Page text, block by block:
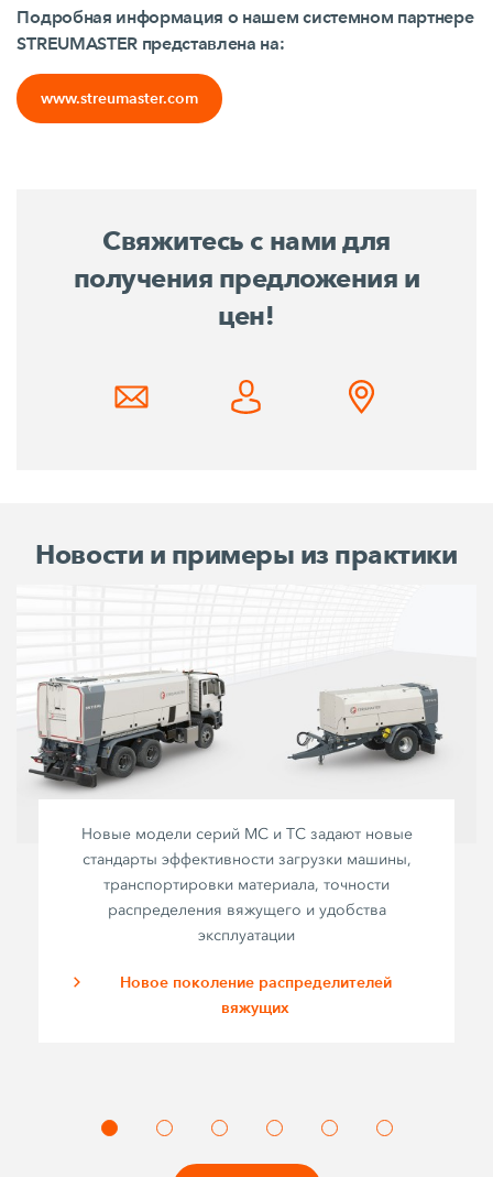
Подробная информация о нашем системном партнере
STREUMASTER представлена на:
www.streumaster.com
Свяжитесь с нами для
получения предложения и
цен!
Новости и примеры из практики
Новые модели серий MC и TC задают новые
стандарты эффективности загрузки машины,
транспортировки материала, точности
распределения вяжущего и удобства
эксплуатации
Новое поколение распределителей
вяжущих